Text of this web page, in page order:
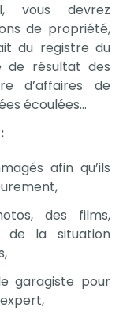
vous devrez
de propriété,
du registre du
de résultat des
d’affaires de
écoulées…
afin qu’ils
des films,
de la situation
garagiste pour